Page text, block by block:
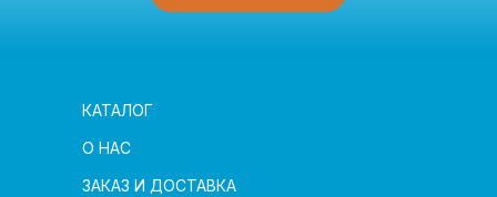
ЗАКАЗ И ДОСТАВКА
О НАС
КАТАЛОГ